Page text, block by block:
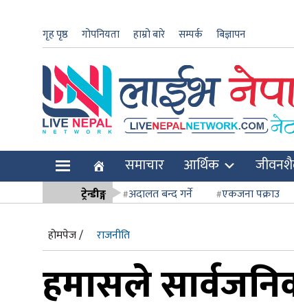
गृह पृष्ठ गोपनियता हाम्रो बारे सम्पर्क बिज्ञापन
समाचार आर्थिक
ट्रेन्डीङ्ग अदालत बन्द गर्ने एकजना पक्राउ
होमपेज /
राजनीति
हमासले